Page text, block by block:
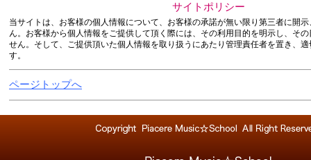
サイトポリシー
当サイトは、お客様の個人情報について、お客様の承諾が無い限り第三者に開
ん。お客様から個人情報をご提供して頂く際には、その利用目的を明示し、そ
せん。そして、ご提供頂いた個人情報を取り扱うにあたり管理責任者を置き、
す。
ページトップへ